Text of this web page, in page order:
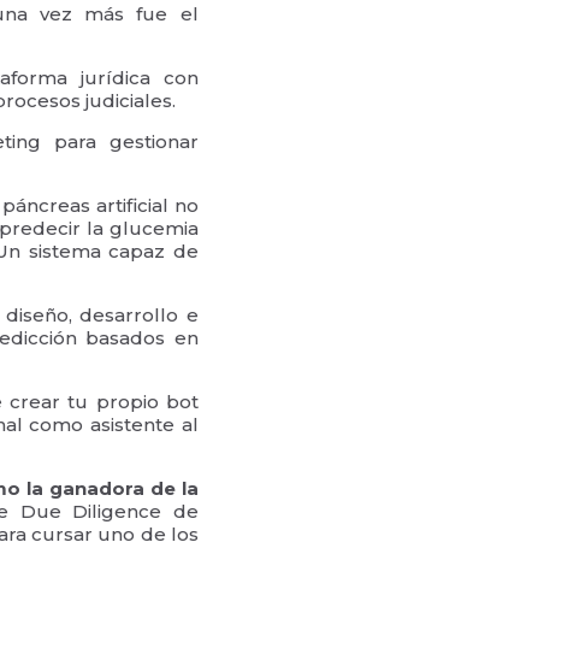
vez más fue el
jurídica con
judiciales.
para gestionar
artificial no
la glucemia
sistema capaz de
desarrollo e
basados en
crear tu propio bot
como asistente al
la ganadora de la
Due Diligence de
cursar uno de los